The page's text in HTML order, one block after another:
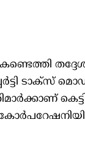
ടാക്‌സ്‌